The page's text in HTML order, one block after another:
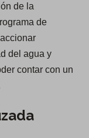
de la
de
del agua y
contar con un